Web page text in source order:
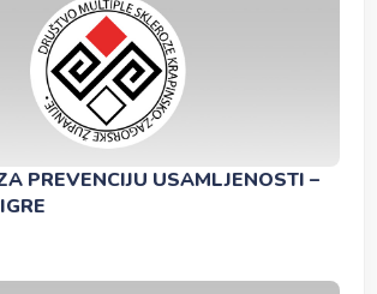
PREVENCIJU USAMLJENOSTI –